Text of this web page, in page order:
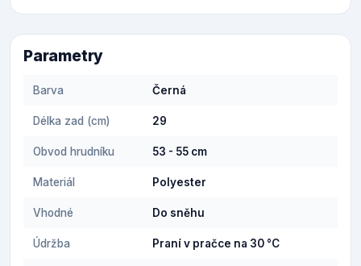
Parametry
Barva Černá
Délka zad (cm) 29
Obvod hrudníku 53 - 55 cm
Materiál Polyester
Vhodné Do sněhu
Údržba Praní v pračce na 30 °C